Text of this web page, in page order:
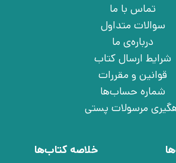
تماس با ما
سوالات متداول
درباره‌ی ما
شرایط ارسال کتاب
قوانین و مقررات
شماره حساب‌ها
مرسولات پستی
خلاصه کتاب‌ها